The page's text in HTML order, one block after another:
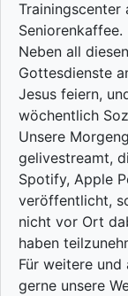
Trainingscenter
Seniorenkaffee.
Neben all
Gottesdienste
Jesus feiern,
wöchentlich
Unsere
gelivestreamt,
Spotify, Apple
veröffentlicht,
nicht vor Ort
haben
Für weitere
gerne unsere